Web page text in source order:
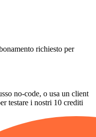
richiesto per
no-code, o usa un client
testare i nostri 10 crediti